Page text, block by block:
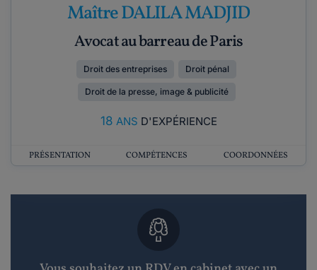
Maître DALILA MADJID
Avocat au barreau de Paris
Droit des entreprises Droit pénal
Droit de la presse, image & publicité
18 ANS D'EXPÉRIENCE
PRÉSENTATION COMPÉTENCES COORDONNÉES